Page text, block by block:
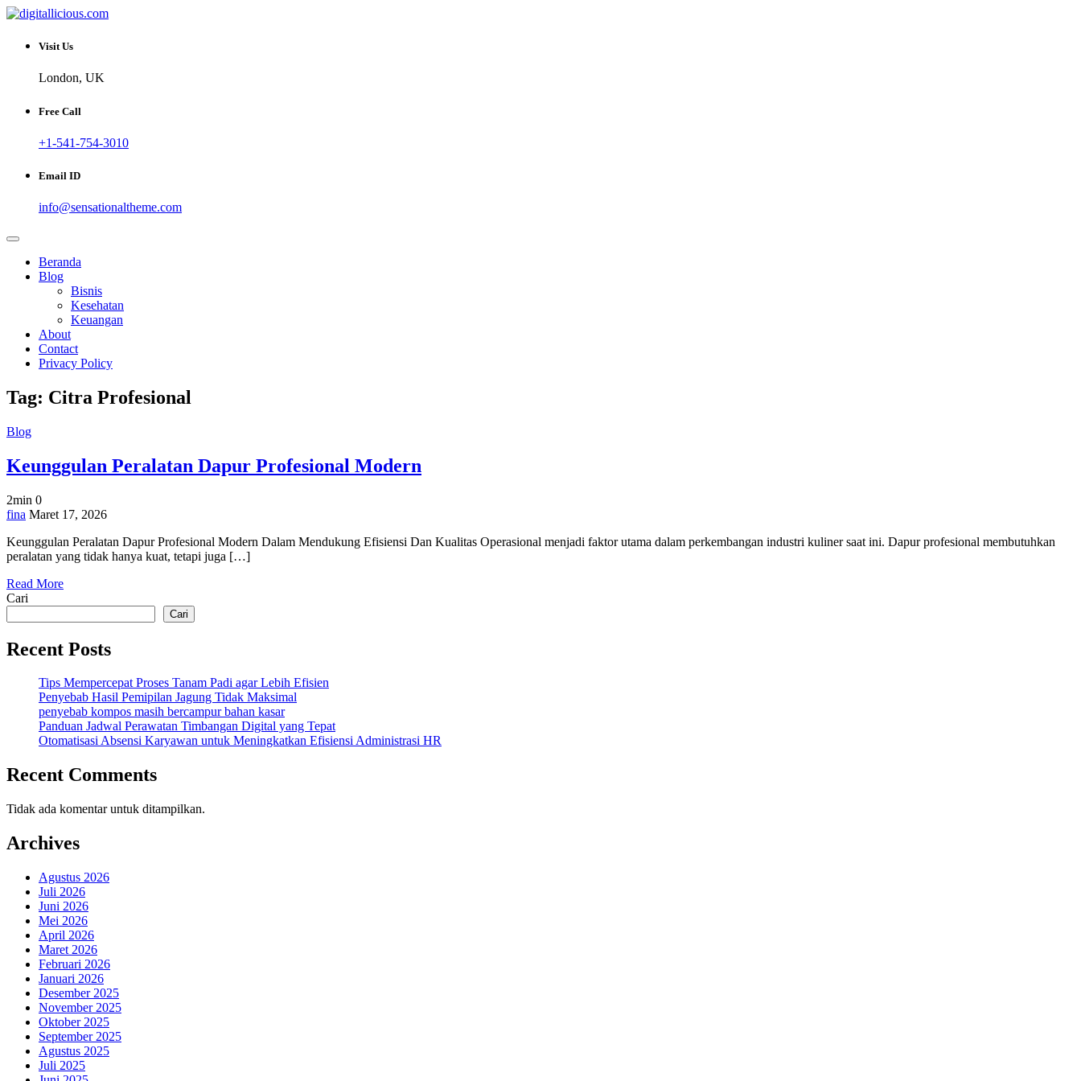
Skip
content
digitallicious.com
Sharing Digital Information
Visit Us
London, UK
Free Call
+1-541-754-3010
Email ID
info@sensationaltheme.com
Beranda
Blog
Bisnis
Kesehatan
Keuangan
About
Contact
Privacy Policy
Tag: Citra Profesional
Blog
Keunggulan Peralatan Dapur Profesional Modern
2min 0
on
Peralatan
Dapur
Modern
fina Maret 17, 2026
Keunggulan Peralatan Dapur Profesional Modern Dalam Mendukung Efisiensi Dan Kualitas Operasional menjadi faktor utama dalam perkembangan industri kuliner saat ini. Dapur profesional membutuhkan
peralatan yang tidak hanya kuat, tetapi juga […]
Read More
Cari
Cari
Recent Posts
Tips Mempercepat Proses Tanam Padi agar Lebih Efisien
Penyebab Hasil Pemipilan Jagung Tidak Maksimal
penyebab kompos masih bercampur bahan kasar
Panduan Jadwal Perawatan Timbangan Digital yang Tepat
Otomatisasi Absensi Karyawan untuk Meningkatkan Efisiensi Administrasi HR
Recent Comments
Tidak ada komentar untuk ditampilkan.
Archives
Agustus 2026
Juli 2026
Juni 2026
Mei 2026
April 2026
Maret 2026
Februari 2026
Januari 2026
Desember 2025
November 2025
Oktober 2025
September 2025
Agustus 2025
Juli 2025